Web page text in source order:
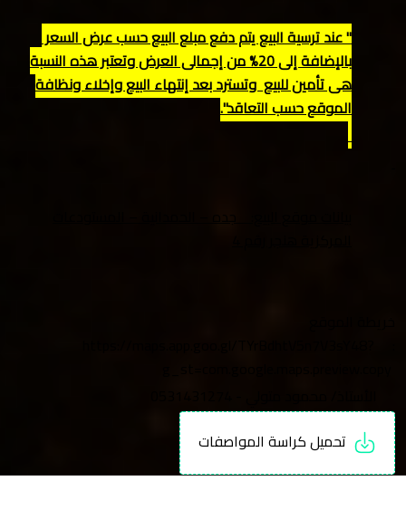
" عند ترسية البيع يتم دفع مبلع البيع حسب عرض السعر
بالإضافة إلى 20% من إجمالي العرض وتعتبر هذه النسبة
هي تأمين للبيع وتسترد بعد إنتهاء البيع وإخلاء ونظافة
الموقع حسب التعاقد".
تحميل كراسة المواصفات